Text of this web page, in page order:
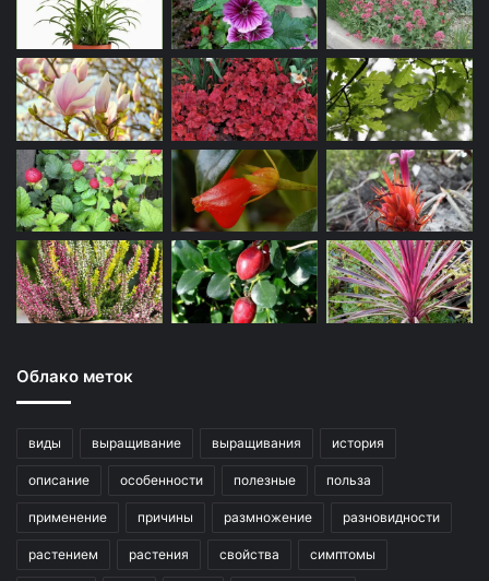
Облако меток
виды выращивание выращивания история
описание особенности полезные польза
применение причины размножение разновидности
растением растения свойства симптомы